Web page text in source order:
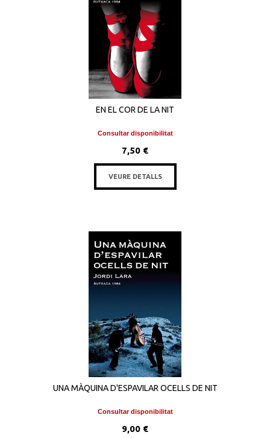
EN EL COR DE LA NIT
Consultar disponibilitat
7,50 €
VEURE DETALLS
UNA MÀQUINA D'ESPAVILAR OCELLS DE NIT
Consultar disponibilitat
9,00 €